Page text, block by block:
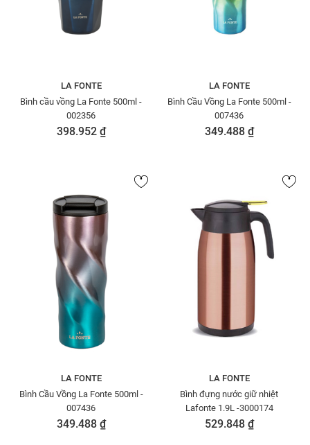
LA FONTE
Bình cầu vồng La Fonte 500ml -
002356
398.952 ₫
LA FONTE
Bình Cầu Vồng La Fonte 500ml -
007436
349.488 ₫
LA FONTE
Bình Cầu Vồng La Fonte 500ml -
007436
349.488 ₫
LA FONTE
Bình đựng nước giữ nhiệt
Lafonte 1.9L -3000174
529.848 ₫